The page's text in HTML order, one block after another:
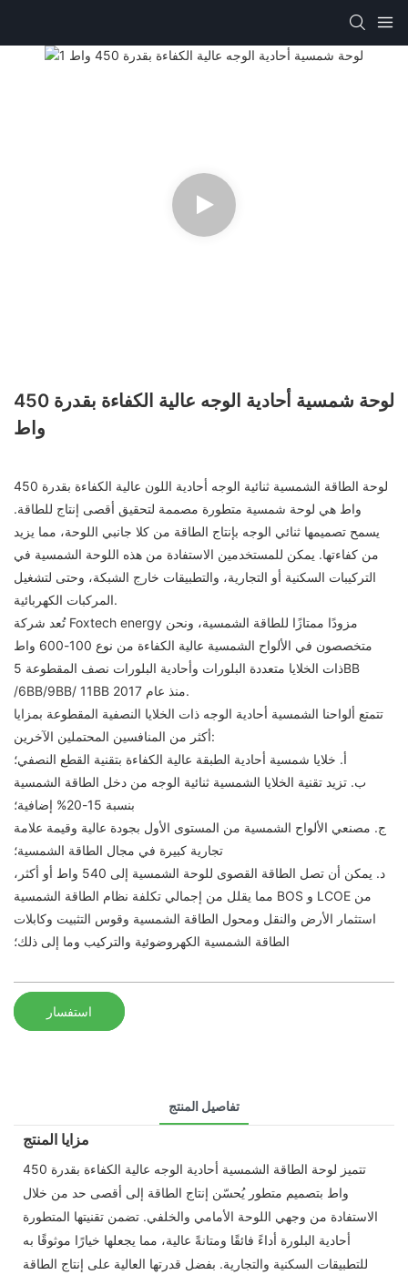
لوحة شمسية أحادية الوجه عالية الكفاءة بقدرة 450
واط
لوحة الطاقة الشمسية ثنائية الوجه أحادية اللون عالية الكفاءة بقدرة 450
واط هي لوحة شمسية متطورة مصممة لتحقيق أقصى إنتاج للطاقة.
يسمح تصميمها ثنائي الوجه بإنتاج الطاقة من كلا جانبي اللوحة، مما يزيد
من كفاءتها. يمكن للمستخدمين الاستفادة من هذه اللوحة الشمسية في
التركيبات السكنية أو التجارية، والتطبيقات خارج الشبكة، وحتى لتشغيل
المركبات الكهربائية.
تُعد شركة Foxtech energy مزودًا ممتازًا للطاقة الشمسية، ونحن
متخصصون في الألواح الشمسية عالية الكفاءة من نوع 100-600 واط
ذات الخلايا متعددة البلورات وأحادية البلورات نصف المقطوعة 5BB
/6BB/9BB/ 11BB منذ عام 2017.
تتمتع ألواحنا الشمسية أحادية الوجه ذات الخلايا النصفية المقطوعة بمزايا
أكثر من المنافسين المحتملين الآخرين:
أ. خلايا شمسية أحادية الطبقة عالية الكفاءة بتقنية القطع النصفي؛
ب. تزيد تقنية الخلايا الشمسية ثنائية الوجه من دخل الطاقة الشمسية
بنسبة 15-20% إضافية؛
ج. مصنعي الألواح الشمسية من المستوى الأول بجودة عالية وقيمة علامة
تجارية كبيرة في مجال الطاقة الشمسية؛
د. يمكن أن تصل الطاقة القصوى للوحة الشمسية إلى 540 واط أو أكثر،
مما يقلل من إجمالي تكلفة نظام الطاقة الشمسية BOS و LCOE من
استثمار الأرض والنقل ومحول الطاقة الشمسية وقوس التثبيت وكابلات
الطاقة الشمسية الكهروضوئية والتركيب وما إلى ذلك؛
استفسار
تفاصيل المنتج
مزايا المنتج
تتميز لوحة الطاقة الشمسية أحادية الوجه عالية الكفاءة بقدرة 450
واط بتصميم متطور يُحسّن إنتاج الطاقة إلى أقصى حد من خلال
الاستفادة من وجهي اللوحة الأمامي والخلفي. تضمن تقنيتها المتطورة
أحادية البلورة أداءً فائقًا ومتانةً عالية، مما يجعلها خيارًا موثوقًا به
للتطبيقات السكنية والتجارية. بفضل قدرتها العالية على إنتاج الطاقة